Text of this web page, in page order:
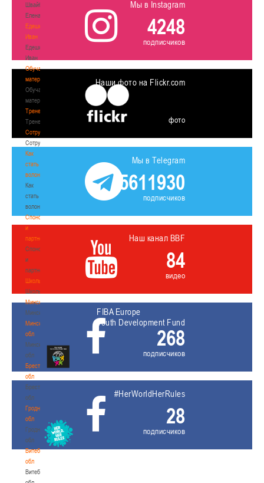
Швайбович
Елена
Едешко
Иван
Едешко
Иван
Обучающие
материалы
Обучающие
материалы
Тренерам
Тренерам
Сотрудничество
Сотрудничество
Как
стать
волонтером
Как
стать
волонтером
Спонсоры
и
партнеры
Спонсоры
и
партнеры
Школы
Школы
Минск
Минск
Минская
обл
Минская
обл
Брестская
обл
Брестская
обл
Гродненская
обл
Гродненская
обл
Витебская
обл
Витебская
Мы в Instagram
4248
подписчиков
Наши фото на Flickr.com
фото
Мы в Telegram
5611930
подписчиков
Наш канал BBF
84
видео
FIBA Europe
Youth Development Fund
268
подписчиков
#HerWorldHerRules
28
подписчиков